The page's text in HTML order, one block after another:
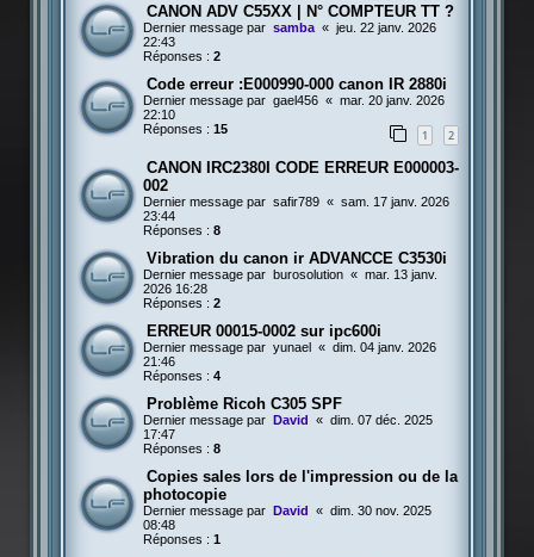
CANON ADV C55XX | N° COMPTEUR TT ?
Dernier message par samba « jeu. 22 janv. 2026
22:43
Réponses : 2
Code erreur :E000990-000 canon IR 2880i
Dernier message par gael456 « mar. 20 janv. 2026
22:10
Réponses : 15 1 2
CANON IRC2380I CODE ERREUR E000003-
002
Dernier message par safir789 « sam. 17 janv. 2026
23:44
Réponses : 8
Vibration du canon ir ADVANCCE C3530i
Dernier message par burosolution « mar. 13 janv.
2026 16:28
Réponses : 2
ERREUR 00015-0002 sur ipc600i
Dernier message par yunael « dim. 04 janv. 2026
21:46
Réponses : 4
Problème Ricoh C305 SPF
Dernier message par David « dim. 07 déc. 2025
17:47
Réponses : 8
Copies sales lors de l'impression ou de la
photocopie
Dernier message par David « dim. 30 nov. 2025
08:48
Réponses : 1